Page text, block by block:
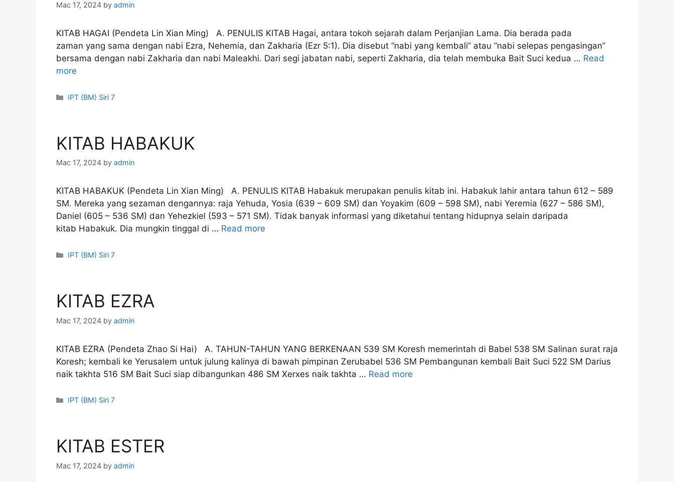
Mac 17, 2024 by admin
KITAB HAGAI (Pendeta Lin Xian Ming) A. PENULIS KITAB Hagai, antara tokoh sejarah dalam Perjanjian Lama. Dia berada pada
zaman yang sama dengan nabi Ezra, Nehemia, dan Zakharia (Ezr 5:1). Dia disebut “nabi yang kembali” atau “nabi selepas pengasingan”
bersama dengan nabi Zakharia dan nabi Maleakhi. Dari segi jabatan nabi, seperti Zakharia, dia telah membuka Bait Suci kedua … Read
more
Categories
IPT (BM) Siri 7
KITAB HABAKUK
Mac 17, 2024 by admin
KITAB HABAKUK (Pendeta Lin Xian Ming) A. PENULIS KITAB Habakuk merupakan penulis kitab ini. Habakuk lahir antara tahun 612 – 589
SM. Mereka yang sezaman dengannya: raja Yehuda, Yosia (639 – 609 SM) dan Yoyakim (609 – 598 SM), nabi Yeremia (627 – 586 SM),
Daniel (605 – 536 SM) dan Yehezkiel (593 – 571 SM). Tidak banyak informasi yang diketahui tentang hidupnya selain daripada
kitab Habakuk. Dia mungkin tinggal di … Read more
Categories
IPT (BM) Siri 7
KITAB EZRA
Mac 17, 2024 by admin
KITAB EZRA (Pendeta Zhao Si Hai) A. TAHUN-TAHUN YANG BERKENAAN 539 SM Koresh memerintah di Babel 538 SM Salinan surat raja
Koresh; kembali ke Yerusalem untuk julung kalinya di bawah pimpinan Zerubabel 536 SM Pembangunan kembali Bait Suci 522 SM Darius
naik takhta 516 SM Bait Suci siap dibangunkan 486 SM Xerxes naik takhta … Read more
Categories
IPT (BM) Siri 7
KITAB ESTER
Mac 17, 2024 by admin